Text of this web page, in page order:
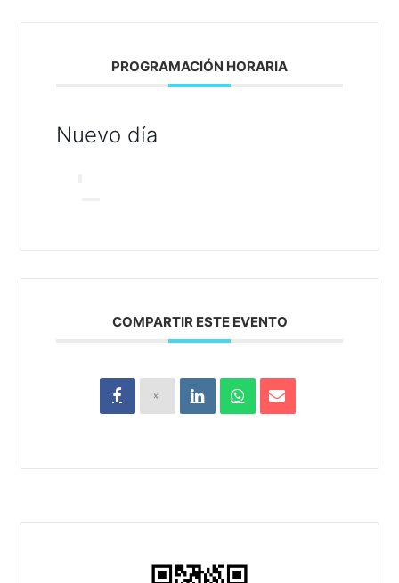
PROGRAMACIÓN HORARIA
Nuevo día
COMPARTIR ESTE EVENTO